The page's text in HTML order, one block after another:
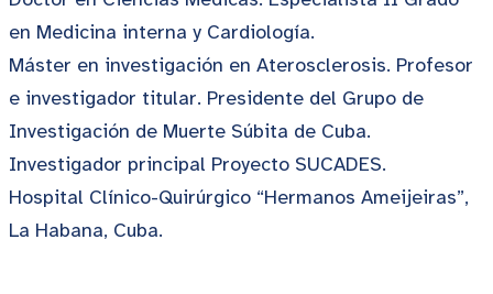
en Medicina interna y Cardiología.
Máster en investigación en Aterosclerosis. Profesor
e investigador titular. Presidente del Grupo de
Investigación de Muerte Súbita de Cuba.
Investigador principal Proyecto SUCADES.
Hospital Clínico-Quirúrgico “Hermanos Ameijeiras”,
La Habana, Cuba.